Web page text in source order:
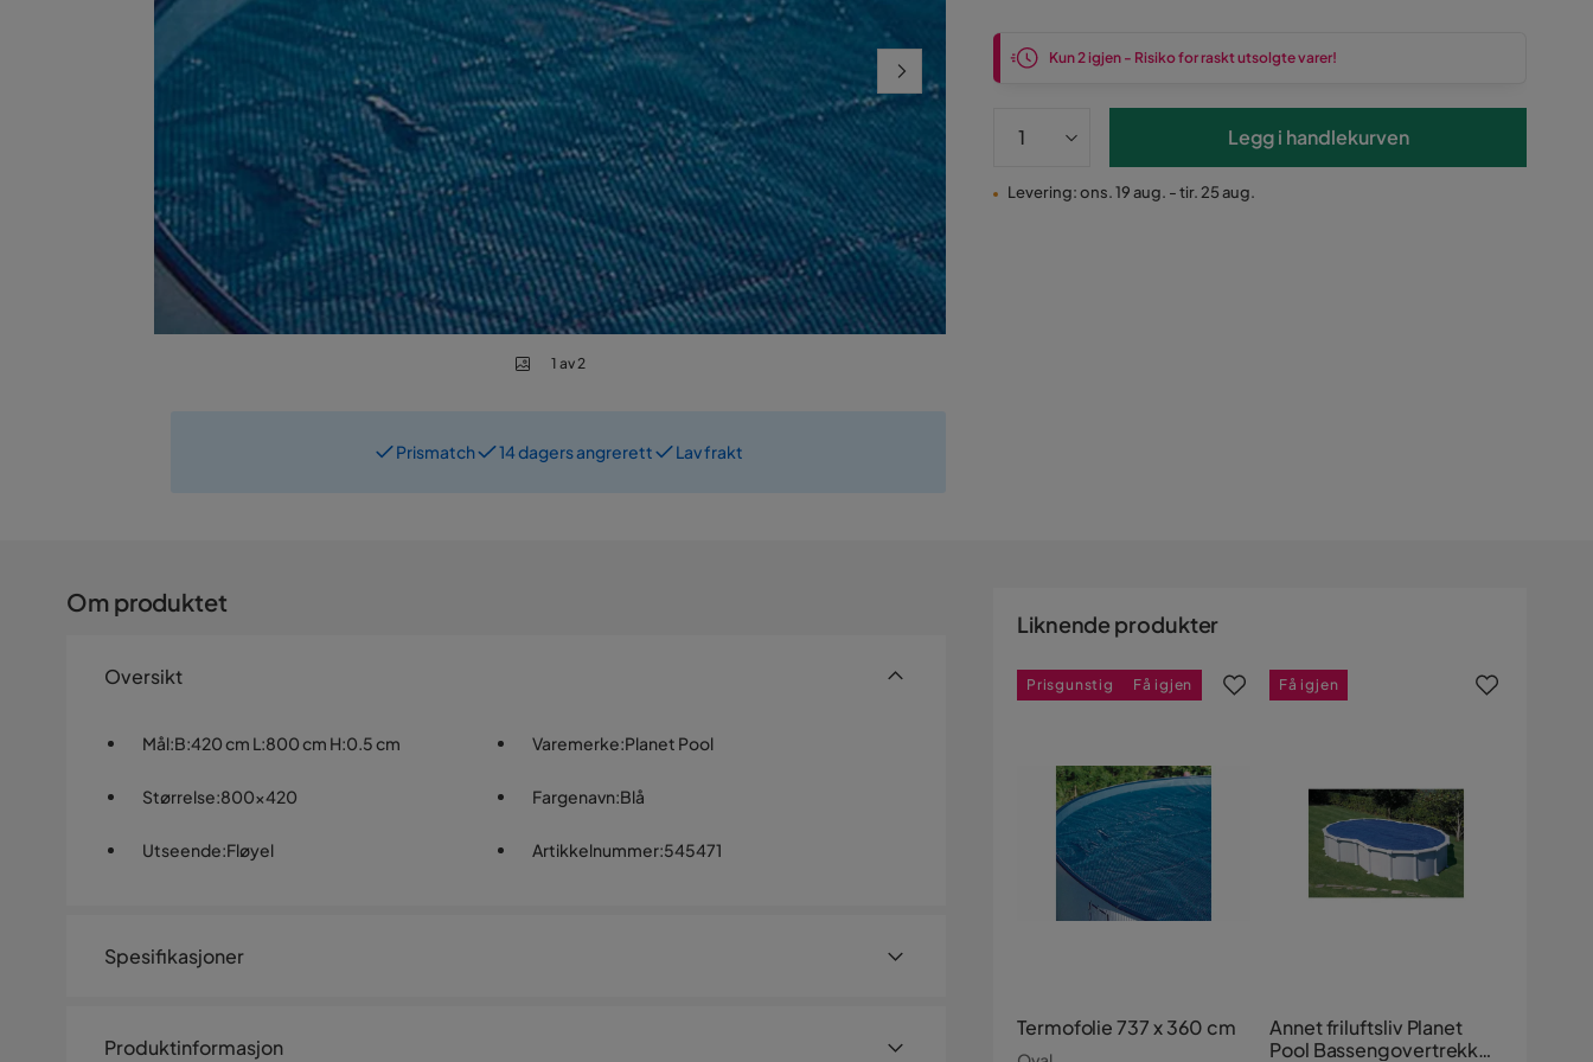
1 av 2
Prismatch 14 dagers angrerett Lav frakt
Pris
Kun 2 igjen - Risiko for raskt utsolgte varer!
Legg i handlekurven
Levering: ons. 19 aug. - tir. 25 aug.
Om produktet
Oversikt
Mål:B:420 cm L:800 cm H:0.5 cm Varemerke:Planet Pool
Størrelse:800x420 Fargenavn:Blå
Utseende:Fløyel Artikkelnummer:545471
Spesifikasjoner
Størrelse
Produktinformasjon
Liknende produkter
Termofolie 737 x 360 cm
Prisgunstig Få igjen
Annet friluftsliv Planet
Pool Bassengovertrekk
Få igjen